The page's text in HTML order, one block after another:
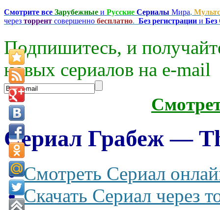
Смотрите все Зарубежные и Русские Сериалы Мира,
через торрент совершенно бесплатно. Без регистрации и
Подпишитесь, и
новых сериалов на e-mаil
Сериал Грабеж —
Смотреть Сериал
Скачать Сериал через